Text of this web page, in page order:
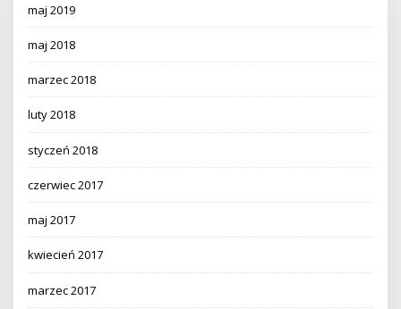
maj 2019
maj 2018
marzec 2018
luty 2018
styczeń 2018
czerwiec 2017
maj 2017
kwiecień 2017
marzec 2017